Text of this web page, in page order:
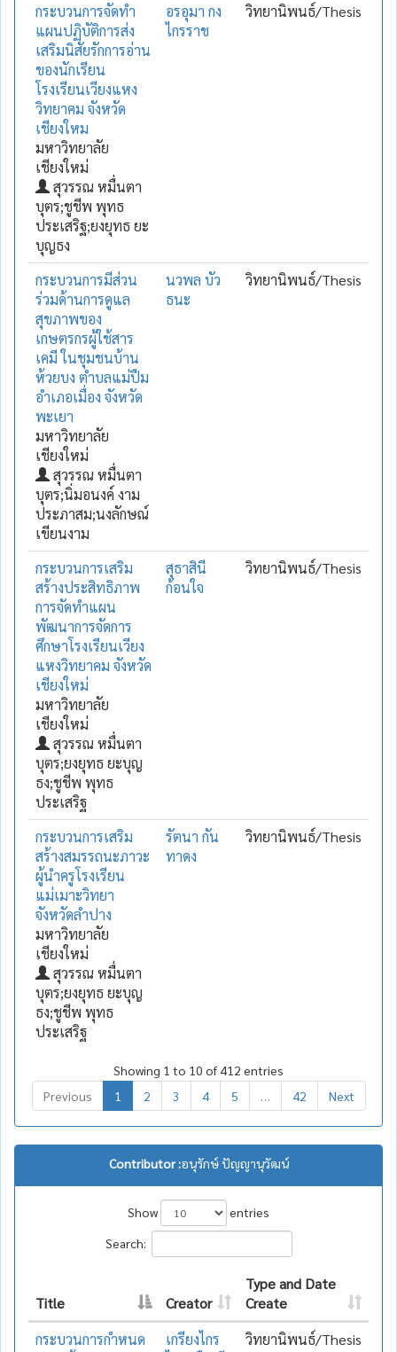
กระบวนการจัดทำ
แผนปฏิบัติการส่ง
เสริมนิสัยรักการอ่าน
ของนักเรียน
โรงเรียนเวียงแหง
วิทยาคม จังหวัด
เชียงใหม
มหาวิทยาลัย
เชียงใหม่
สุวรรณ หมื่นตา
บุตร;ชูชีพ พุทธ
ประเสริฐ;ยงยุทธ ยะ
บุญธง
อรอุมา กง
ไกรราช
วิทยานิพนธ์/Thesis
กระบวนการมีส่วน
ร่วมด้านการดูแล
สุขภาพของ
เกษตรกรผู้ใช้สาร
เคมี ในชุมชนบ้าน
ห้วยบง ตำบลแม่ปืม
อำเภอเมื่อง จังหวัด
พะเยา
มหาวิทยาลัย
เชียงใหม่
สุวรรณ หมื่นตา
บุตร;นิ่มอนงค์ งาม
ประภาสม;นงลักษณ์
เขียนงาม
นวพล บัว
ธนะ
วิทยานิพนธ์/Thesis
กระบวนการเสริม
สร้างประสิทธิภาพ
การจัดทำแผน
พัฒนาการจัดการ
ศึกษาโรงเรียนเวียง
แหงวิทยาคม จังหวัด
เชียงใหม่
มหาวิทยาลัย
เชียงใหม่
สุวรรณ หมื่นตา
บุตร;ยงยุทธ ยะบุญ
ธง;ชูชีพ พุทธ
ประเสริฐ
สุธาสินี
ก้อนใจ
วิทยานิพนธ์/Thesis
กระบวนการเสริม
สร้างสมรรถนะภาวะ
ผู้นำครูโรงเรียน
แม่เมาะวิทยา
จังหวัดลำปาง
มหาวิทยาลัย
เชียงใหม่
สุวรรณ หมื่นตา
บุตร;ยงยุทธ ยะบุญ
ธง;ชูชีพ พุทธ
ประเสริฐ
รัตนา กัน
ทาดง
วิทยานิพนธ์/Thesis
Showing 1 to 10 of 412 entries
Previous
1 2 3 4 5 42 Next
Contributor :อนุรักษ์ ปัญญานุวัฒน์
Show
entries
Search:
Title Creator
Type and Date
Create
กระบวนการกำหนด
เกรียงไกร
วิทยานิพนธ์/Thesis